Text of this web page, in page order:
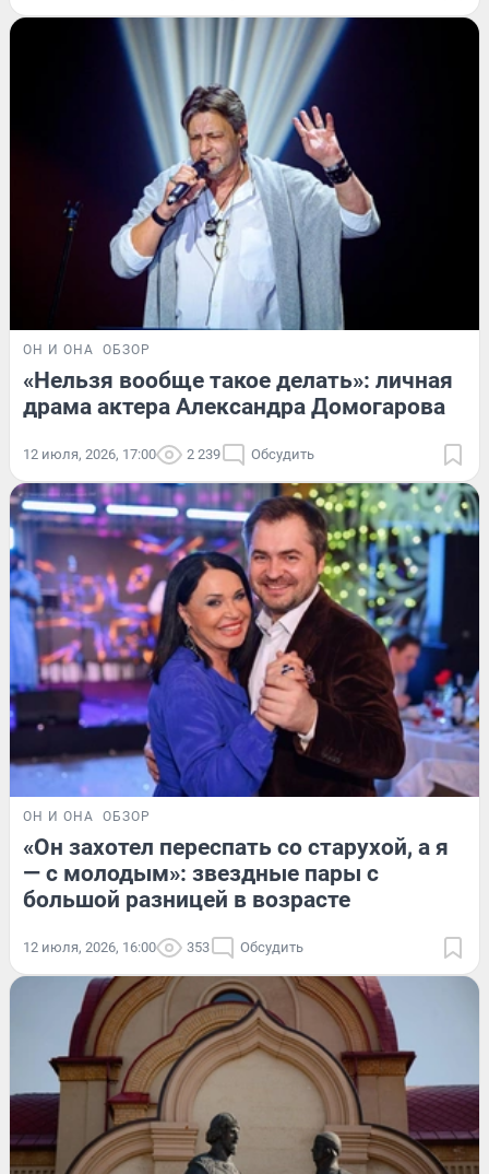
ОН И ОНА ОБЗОР
«Нельзя вообще такое делать»: личная
драма актера Александра Домогарова
12 июля, 2026, 17:00 2 239 Обсудить
ОН И ОНА ОБЗОР
«Он захотел переспать со старухой, а я
— с молодым»: звездные пары с
большой разницей в возрасте
12 июля, 2026, 16:00 353 Обсудить